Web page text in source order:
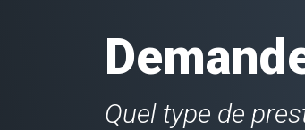
Quel type de